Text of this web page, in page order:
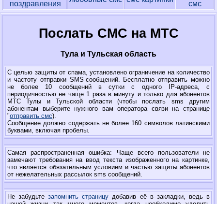
поздравления
смс
Послать СМС на МТС
Тула и Тульская область
С целью защиты от спама, установлено ограничение на количество
и частоту отправки SMS-сообщений. Бесплатно отправить можно
не более 10 сообщений в сутки с одного IP-адреса, с
периодичностью не чаще 1 раза в минуту и только для абонентов
МТС Тулы и Тульской области (чтобы послать sms другим
абонентам выберите нужного вам оператора связи на странице
"отправить смс).
Сообщение должно содержать не более 160 символов латинскими
буквами, включая пробелы.
Самая распространенная ошибка: Чаще всего пользователи не
замечают требования на ввод текста изображенного на картинке,
что является обязательным условием и частью защиты абонентов
от нежелательных рассылок sms сообщений.
Не забудьтезапомнить страницу добавив её в закладки, ведь в